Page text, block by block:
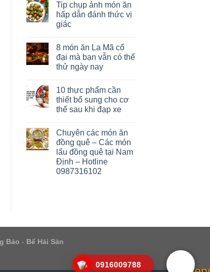
Tip chụp ảnh món ăn
hấp dẫn đánh thức vị
giác
8 món ăn La Mã cổ
đại mà bạn vẫn có thể
thử ngày nay
10 thực phẩm cần
thiết bổ sung cho cơ
thể sau khi đạp xe
Chuyên các món ăn
đồng quê – Các món
lẩu đồng quê tại Nam
Định – Hotline
0987316102
Bảo - Bể Hải Sản
0916009788